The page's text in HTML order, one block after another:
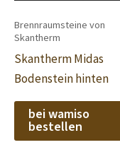
Brennraumsteine von
Skantherm
Skantherm Midas
Bodenstein hinten
bei wamiso
bestellen